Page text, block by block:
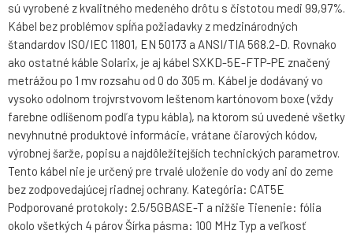
sú vyrobené z kvalitného medeného drôtu s čistotou medi 99,97%.
Kábel bez problémov spĺňa požiadavky z medzinárodných
štandardov ISO/IEC 11801, EN 50173 a ANSI/TIA 568.2-D. Rovnako
ako ostatné káble Solarix, je aj kábel SXKD-5E-FTP-PE značený
metrážou po 1 mv rozsahu od 0 do 305 m. Kábel je dodávaný vo
vysoko odolnom trojvrstvovom leštenom kartónovom boxe (vždy
farebne odlíšenom podľa typu kábla), na ktorom sú uvedené všetky
nevyhnutné produktové informácie, vrátane čiarových kódov,
výrobnej šarže, popisu a najdôležitejších technických parametrov.
Tento kábel nie je určený pre trvalé uloženie do vody ani do zeme
bez zodpovedajúcej riadnej ochrany. Kategória: CAT5E
Podporované protokoly: 2.5/5GBASE-T a nižšie Tienenie: fólia
okolo všetkých 4 párov Šírka pásma: 100 MHz Typ a veľkosť